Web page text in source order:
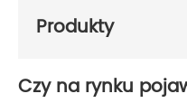
Produkty
Czy na rynku